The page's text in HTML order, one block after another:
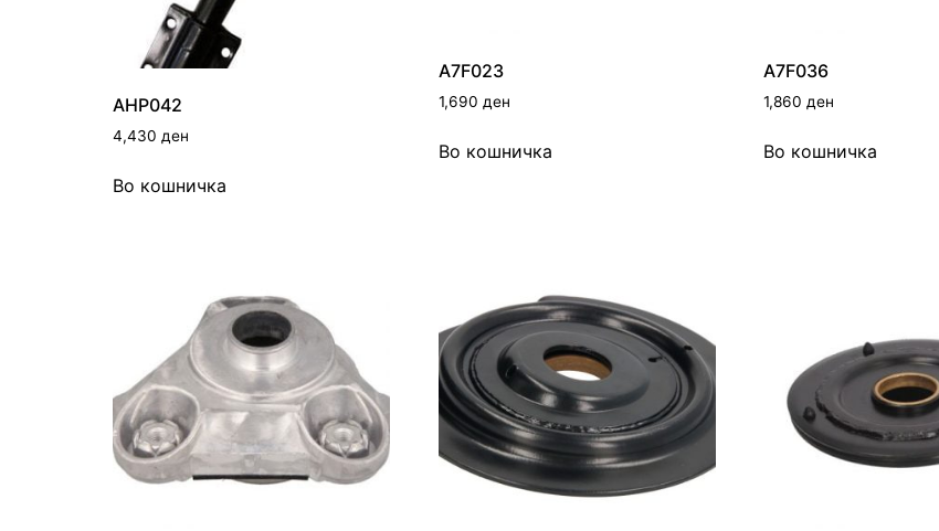
AHP042
4,430 ден
Во кошничка
A7F023
1,690 ден
Во кошничка
A7F036
1,860ден
Во кошничка